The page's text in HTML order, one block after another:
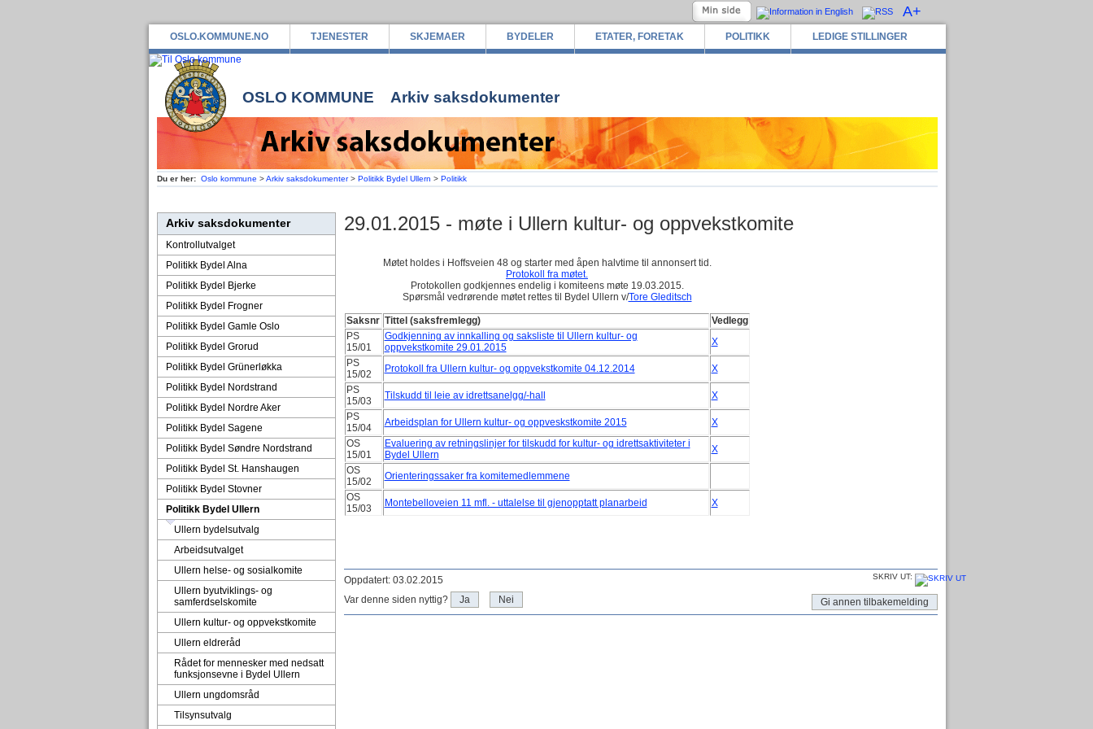
OSLO.KOMMUNE.NO TJENESTER SKJEMAER BYDELER ETATER, FORETAK POLITIKK LEDIGE STILLINGER
A+
OSLO KOMMUNE Arkiv saksdokumenter
Du er her: Oslo kommune >Arkiv saksdokumenter> Politikk Bydel Ullern > Politikk
Arkiv saksdokumenter
Kontrollutvalget
Politikk Bydel Alna
Politikk Bydel Bjerke
Politikk Bydel Frogner
Politikk Bydel Gamle Oslo
Politikk Bydel Grorud
Politikk Bydel Grünerløkka
Politikk Bydel Nordstrand
Politikk Bydel Nordre Aker
Politikk Bydel Sagene
Politikk Bydel Søndre Nordstrand
Politikk Bydel St. Hanshaugen
Politikk Bydel Stovner
Politikk Bydel Ullern
Ullern bydelsutvalg
Arbeidsutvalget
Ullern helse- og sosialkomite
Ullern byutviklings- og
samferdselskomite
Ullern kultur- og oppvekstkomite
Ullern eldreråd
Rådet for mennesker med nedsatt
funksjonsevne i Bydel Ullern
Ullern ungdomsråd
Tilsynsutvalg
29.01.2015 - møte i Ullern kultur- og oppvekstkomite
Møtet holdes i Hoffsveien 48 og starter med åpen halvtime til annonsert tid.
Protokoll fra møtet.
Protokollen godkjennes endelig i komiteens møte 19.03.2015.
Spørsmål vedrørende møtet rettes til Bydel Ullern v/Tore Gleditsch
Saksnr Tittel (saksfremlegg)
Vedlegg
PS
15/01
Godkjenning av innkalling og saksliste til Ullern kultur- og
oppvekstkomite 29.01.2015
X
PS
15/02
Protokoll fra Ullern kultur- og oppvekstkomite 04.12.2014
X
PS
15/03
Tilskudd til leie av idrettsanelgg/-hall
X
PS
15/04
Arbeidsplan for Ullern kultur- og oppveskstkomite 2015
X
OS
15/01
Evaluering av retningslinjer for tilskudd for kultur- og idrettsaktiviteter i
Bydel Ullern
X
OS
15/02
Orienteringssaker fra komitemedlemmene
OS
15/03
Montebelloveien 11 mfl. - uttalelse til gjenopptatt planarbeid X
Oppdatert: 03.02.2015 SKRIV UT:
Var denne siden nyttig? Ja Nei Gi annen tilbakemelding